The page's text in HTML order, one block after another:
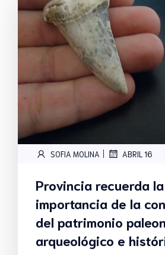
SOFIA MOLINA | ABRIL 16
Provincia recuerda la
importancia de la
del patrimonio
arqueológico e